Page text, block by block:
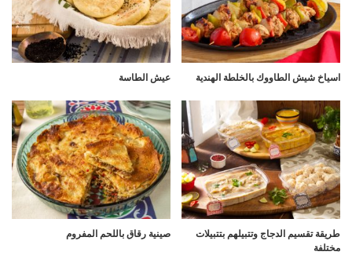
اسياخ شيش الطاووك بالخلطة الهندية عيش الطاسة
طريقة تقسيم الدجاج وتتبيلهم بتتبيلات
مختلفة
صينية رقاق باللحم المفروم